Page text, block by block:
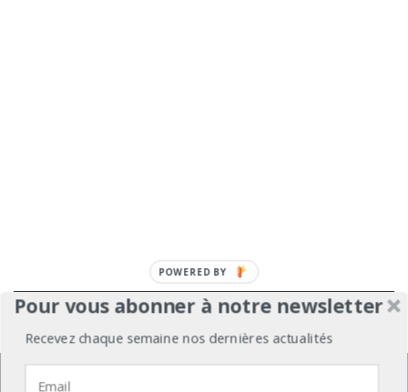
Annonceurs Partenariats Les Experts
Pour vous abonner à notre newsletter
Recevez chaque semaine nos dernières actualités
POWERED
BY